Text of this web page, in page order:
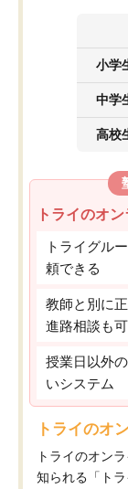
小学
中学
高校
トライのオ
トライグル
頼できる
教師と別に
進路相談も
授業日以外
いシステム
トライのオ
トライのオン
知られる「ト